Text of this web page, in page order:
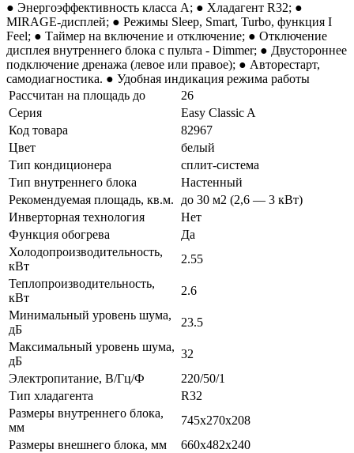
● Энергоэффективность класса А; ● Хладагент R32; ●
MIRAGE-дисплей; ● Режимы Sleep, Smart, Turbo, функция I
Feel; ● Таймер на включение и отключение; ● Отключение
дисплея внутреннего блока с пульта - Dimmer; ● Двустороннее
подключение дренажа (левое или правое); ● Авторестарт,
самодиагностика. ● Удобная индикация режима работы
Рассчитан на площадь до
26
Серия
Easy Classic A
Код товара
82967
Цвет
белый
Тип кондиционера
сплит-система
Тип внутреннего блока
Настенный
Рекомендуемая площадь, кв.м.
до 30 м2 (2,6 — 3 кВт)
Инверторная технология
Нет
Функция обогрева
Да
Холодопроизводительность,
кВт
2.55
Теплопроизводительность,
кВт
2.6
Минимальный уровень шума,
дБ
23.5
Максимальный уровень шума,
дБ
32
Электропитание, В/Гц/Ф
220/50/1
Тип хладагента
R32
Размеры внутреннего блока,
мм
745x270x208
Размеры внешнего блока, мм
660x482x240